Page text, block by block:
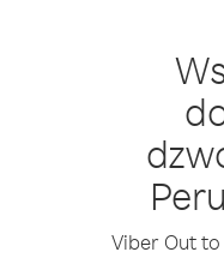
Viber Out